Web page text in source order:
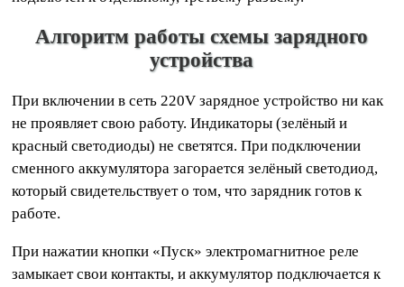
Алгоритм работы схемы зарядного
устройства
При включении в сеть 220V зарядное устройство ни как
не проявляет свою работу. Индикаторы (зелёный и
красный светодиоды) не светятся. При подключении
сменного аккумулятора загорается зелёный светодиод,
который свидетельствует о том, что зарядник готов к
работе.
При нажатии кнопки «Пуск» электромагнитное реле
замыкает свои контакты, и аккумулятор подключается к